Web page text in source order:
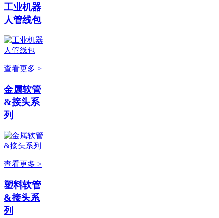
工业机器
人管线包
查看更多 >
金属软管
&接头系
列
查看更多 >
塑料软管
&接头系
列